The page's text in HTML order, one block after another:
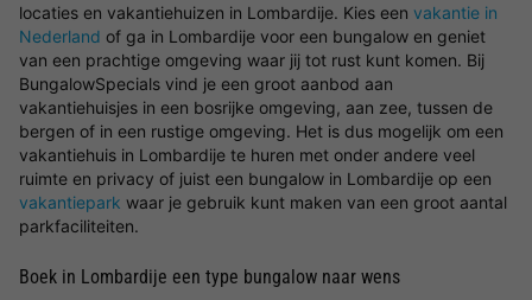
locaties en vakantiehuizen in Lombardije. Kies een vakantie in
Nederland of ga in Lombardije voor een bungalow en geniet
van een prachtige omgeving waar jij tot rust kunt komen. Bij
BungalowSpecials vind je een groot aanbod aan
vakantiehuisjes in een bosrijke omgeving, aan zee, tussen de
bergen of in een rustige omgeving. Het is dus mogelijk om een
vakantiehuis in Lombardije te huren met onder andere veel
ruimte en privacy of juist een bungalow in Lombardije op een
vakantiepark waar je gebruik kunt maken van een groot aantal
parkfaciliteiten.
Boek in Lombardije een type bungalow naar wens